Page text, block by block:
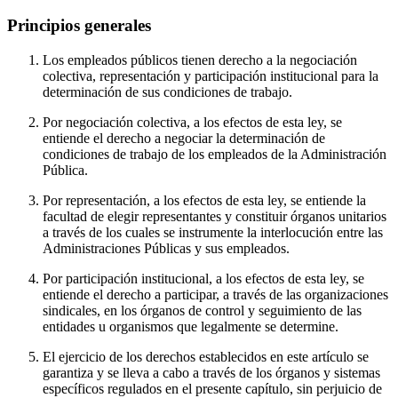
Principios generales
Los empleados públicos tienen derecho a la negociación
colectiva, representación y participación institucional para la
determinación de sus condiciones de trabajo.
Por negociación colectiva, a los efectos de esta ley, se
entiende el derecho a negociar la determinación de
condiciones de trabajo de los empleados de la Administración
Pública.
Por representación, a los efectos de esta ley, se entiende la
facultad de elegir representantes y constituir órganos unitarios
a través de los cuales se instrumente la interlocución entre las
Administraciones Públicas y sus empleados.
Por participación institucional, a los efectos de esta ley, se
entiende el derecho a participar, a través de las organizaciones
sindicales, en los órganos de control y seguimiento de las
entidades u organismos que legalmente se determine.
El ejercicio de los derechos establecidos en este artículo se
garantiza y se lleva a cabo a través de los órganos y sistemas
específicos regulados en el presente capítulo, sin perjuicio de